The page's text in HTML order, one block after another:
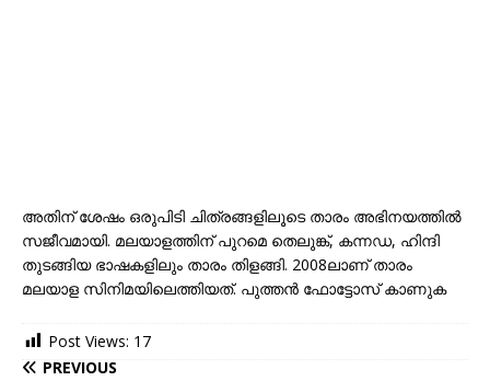
അതിന് ശേഷം ഒരുപിടി ചിത്രങ്ങളിലൂടെ താരം അഭിനയത്തിൽ
സജീവമായി. മലയാളത്തിന് പുറമെ തെലുങ്ക്, കന്നഡ, ഹിന്ദി
തുടങ്ങിയ ഭാഷകളിലും താരം തിളങ്ങി. 2008ലാണ് താരം
മലയാള സിനിമയിലെത്തിയത്. പുത്തന്‍ ഫോട്ടോസ് കാണുക
Post Views: 17
PREVIOUS